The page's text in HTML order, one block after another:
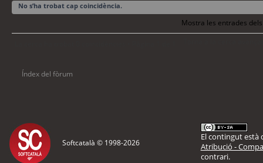
No s’ha trobat cap coincidència.
Mostra les entrades
Índex del fòrum
Softcatalà © 1998-2026
El contingut està
Atribució -
contrari.